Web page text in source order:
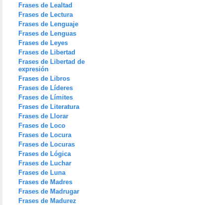
Frases de Lealtad
Frases de Lectura
Frases de Lenguaje
Frases de Lenguas
Frases de Leyes
Frases de Libertad
Frases de Libertad de
expresión
Frases de Libros
Frases de Líderes
Frases de Límites
Frases de Literatura
Frases de Llorar
Frases de Loco
Frases de Locura
Frases de Locuras
Frases de Lógica
Frases de Luchar
Frases de Luna
Frases de Madres
Frases de Madrugar
Frases de Madurez